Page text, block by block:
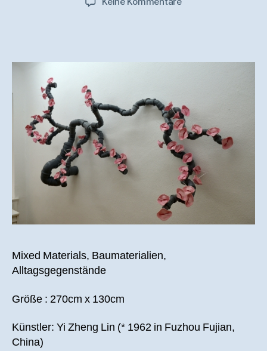
Mixed Materials, Baumaterialien,
Alltagsgegenstände
Größe : 270cm x 130cm
Künstler: Yi Zheng Lin (* 1962 in Fuzhou Fujian,
China)